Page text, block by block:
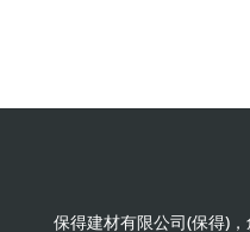
保得建材有限公司(保得)